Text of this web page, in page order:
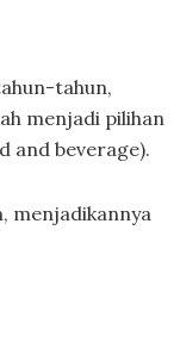
tahun,
menjadi pilihan
and beverage).
menjadikannya